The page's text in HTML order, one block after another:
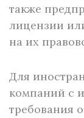
также
лицензии
на их
Для
компаний с
требования